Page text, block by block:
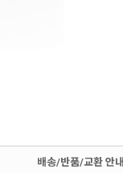
배송/반품/교환 안내